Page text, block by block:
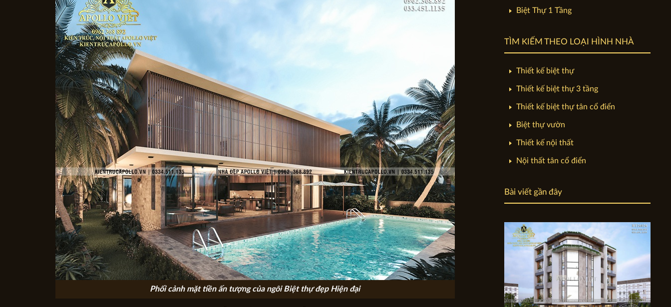
Phối cảnh mặt tiền ấn tượng của ngôi Biệt thự đẹp Hiện đại
Biệt Thự 1 Tầng
TÌM KIẾM THEO LOẠI HÌNH NHÀ
Thiết kế biệt thự
Thiết kế biệt thự 3 tầng
Thiết kế biệt thự tân cổ điển
Biệt thự vườn
Thiết kế nội thất
Nội thất tân cổ điển
Bài viết gần đây